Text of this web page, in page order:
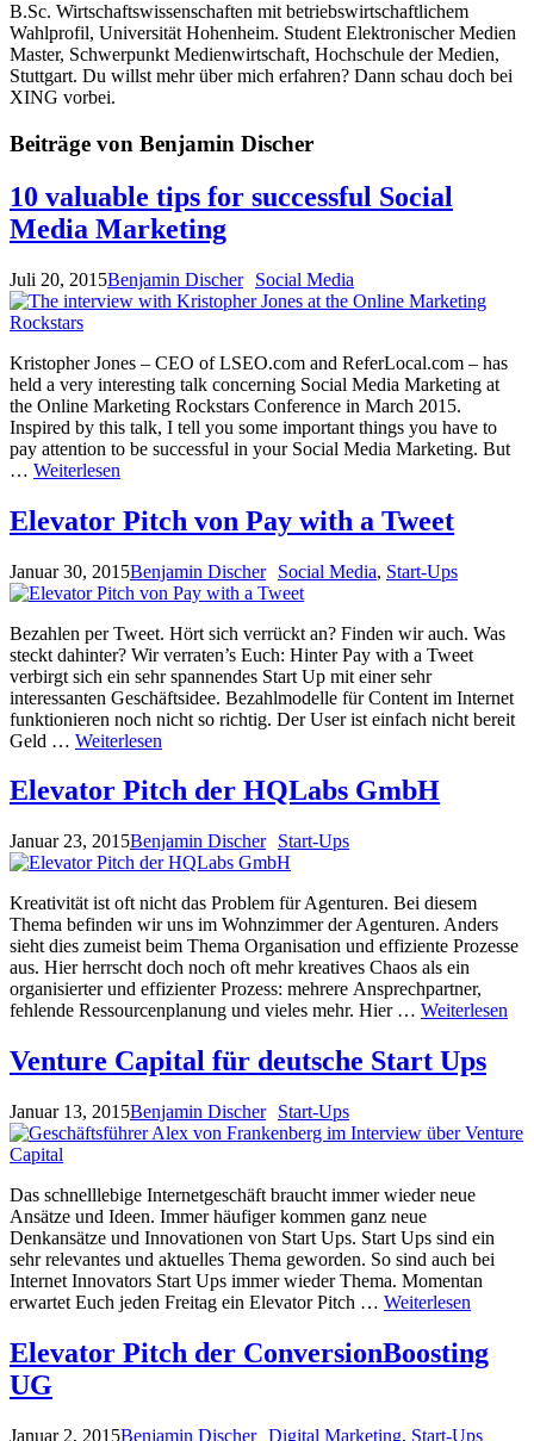
B.Sc. Wirtschaftswissenschaften mit betriebswirtschaftlichem
Wahlprofil, Universität Hohenheim. Student Elektronischer Medien
Master, Schwerpunkt Medienwirtschaft, Hochschule der Medien,
Stuttgart. Du willst mehr über mich erfahren? Dann schau doch bei
XING vorbei.
Beiträge von Benjamin Discher
10 valuable tips for successful Social
Media Marketing
Juli 20, 2015Benjamin Discher Social Media
Kristopher Jones – CEO of LSEO.com and ReferLocal.com – has
held a very interesting talk concerning Social Media Marketing at
the Online Marketing Rockstars Conference in March 2015.
Inspired by this talk, I tell you some important things you have to
pay attention to be successful in your Social Media Marketing. But
… Weiterlesen
Elevator Pitch von Pay with a Tweet
Januar 30, 2015Benjamin Discher Social Media, Start-Ups
Bezahlen per Tweet. Hört sich verrückt an? Finden wir auch. Was
steckt dahinter? Wir verraten’s Euch: Hinter Pay with a Tweet
verbirgt sich ein sehr spannendes Start Up mit einer sehr
interessanten Geschäftsidee. Bezahlmodelle für Content im Internet
funktionieren noch nicht so richtig. Der User ist einfach nicht bereit
Geld … Weiterlesen
Elevator Pitch der HQLabs GmbH
Januar 23, 2015Benjamin Discher Start-Ups
Kreativität ist oft nicht das Problem für Agenturen. Bei diesem
Thema befinden wir uns im Wohnzimmer der Agenturen. Anders
sieht dies zumeist beim Thema Organisation und effiziente Prozesse
aus. Hier herrscht doch noch oft mehr kreatives Chaos als ein
organisierter und effizienter Prozess: mehrere Ansprechpartner,
fehlende Ressourcenplanung und vieles mehr. Hier … Weiterlesen
Venture Capital für deutsche Start Ups
Januar 13, 2015Benjamin Discher Start-Ups
Das schnelllebige Internetgeschäft braucht immer wieder neue
Ansätze und Ideen. Immer häufiger kommen ganz neue
Denkansätze und Innovationen von Start Ups. Start Ups sind ein
sehr relevantes und aktuelles Thema geworden. So sind auch bei
Internet Innovators Start Ups immer wieder Thema. Momentan
erwartet Euch jeden Freitag ein Elevator Pitch … Weiterlesen
Elevator Pitch der ConversionBoosting
UG
Januar 2, 2015Benjamin Discher Digital Marketing, Start-Ups